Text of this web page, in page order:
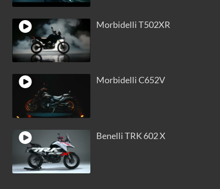
Morbidelli T502XR
Morbidelli C652V
Benelli TRK 602 X